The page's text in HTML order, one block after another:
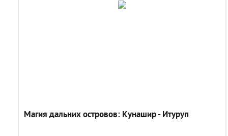
Магия дальних островов: Кунашир - Итуруп